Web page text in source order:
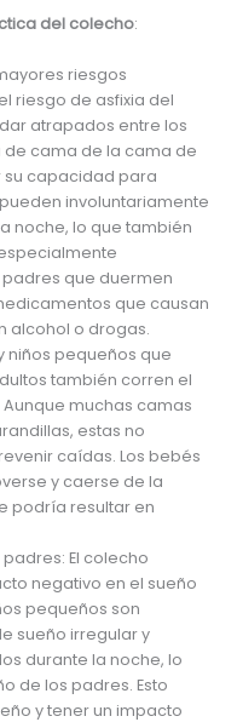
del colecho:
riesgos
riesgo de asfixia del
atrapados entre los
de cama de la cama de
su capacidad para
involuntariamente
noche, lo que también
que duermen
que causan
alcohol o drogas.
niños pequeños que
también corren el
muchas camas
estas no
caídas. Los bebés
y caerse de la
podría resultar en
El colecho
negativo en el sueño
pequeños son
sueño irregular y
durante la noche, lo
de los padres. Esto
y tener un impacto